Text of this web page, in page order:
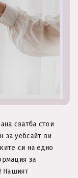
сватба стои
за уебсайт ви
си на едно
за
Нашият